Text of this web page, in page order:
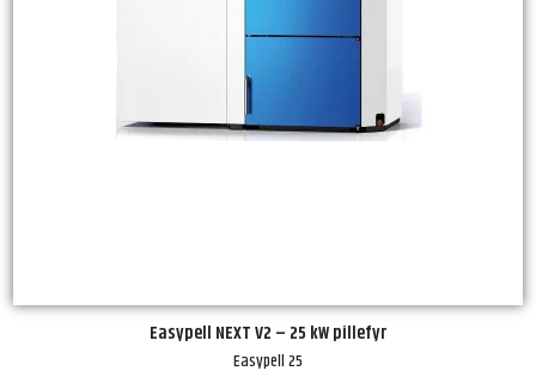
Easypell NEXT V2 – 25 kW pillefyr
Easypell 25